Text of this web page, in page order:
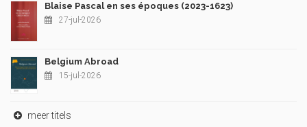
Blaise Pascal en ses époques (2023-1623)
27-jul-2026
Belgium Abroad
15-jul-2026
meer titels